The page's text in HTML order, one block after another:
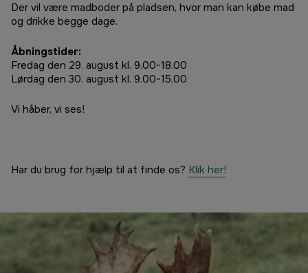
Der vil være madboder på pladsen, hvor man kan købe mad
og drikke begge dage.
Åbningstider:
Fredag den 29. august kl. 9.00-18.00
Lørdag den 30. august kl. 9.00-15.00
Vi håber, vi ses!
Har du brug for hjælp til at finde os? Klik her!